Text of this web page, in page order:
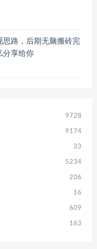
思路，后期无脑搬砖完
分享给你
9728
9174
33
5234
206
16
609
163